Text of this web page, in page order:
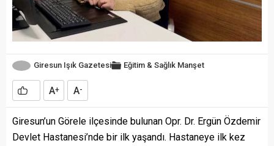
Giresun Işık Gazetesi Eğitim & Sağlık Manşet
A+ A-
Giresun’un Görele ilçesinde bulunan Opr. Dr. Ergün Özdemir
Devlet Hastanesi’nde bir ilk yaşandı. Hastaneye ilk kez